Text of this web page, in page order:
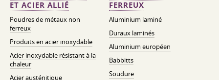
ET ACIER ALLIÉ
Poudres de métaux non
ferreux
Produits en acier inoxydable
Acier inoxydable résistant à la
chaleur
Acier austénitique
FERREUX
Aluminium laminé
Duraux laminés
Aluminium européen
Babbitts
Soudure